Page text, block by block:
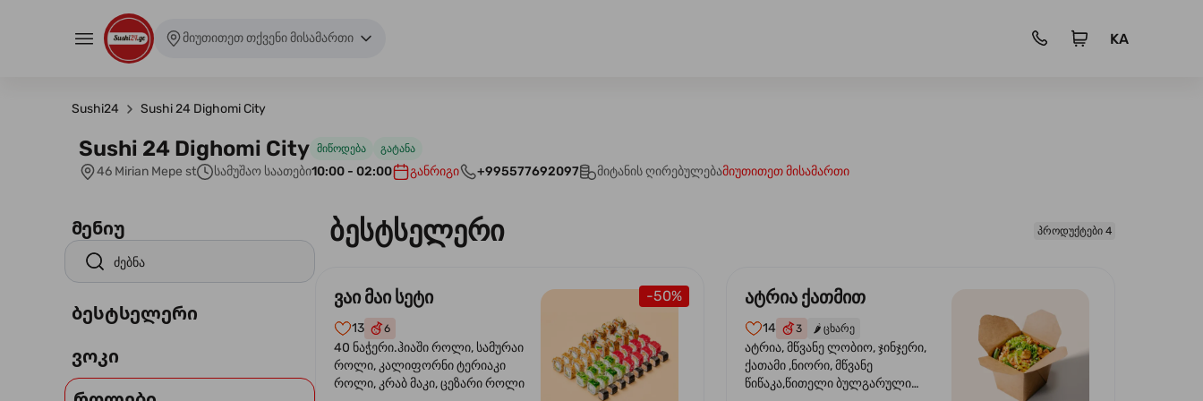
მიუთითეთ თქვენი მისამართი KA
Sushi24 Sushi 24 Dighomi City
Sushi 24 Dighomi City მიწოდება გატანა
46 Mirian Mepe st სამუშაო საათები10:00 - 02:00 განრიგი +995577692097 მიტანის ღირებულებამიუთითეთ მისამართი
მენიუ
ბესტსელერი
ვოკი
ბესტსელერი პროდუქტები 4
-50%
ვაი მაი სეტი
13 6
40 ნაჭერი.ჰიაში როლი, სამურაი
როლი, კალიფორნი ტერიაკი
როლი, კრაბ მაკი, ცეზარი როლი
ატრია ქათმით
14 3 🌶️ ცხარე
ატრია, მწვანე ლობიო, ჯინჯერი,
ქათამი ,ნიორი, მწვანე
წიწაკა,წითელი ბულგარული